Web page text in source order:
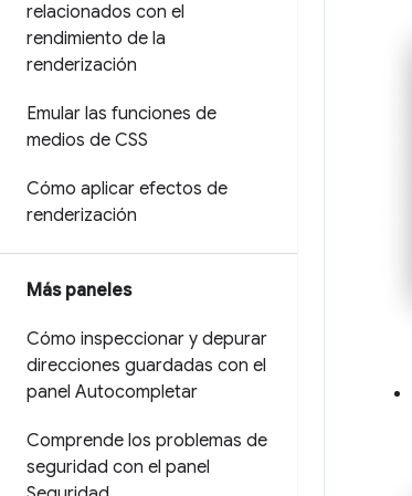
relacionados con el
rendimiento de la
renderización
Emular las funciones de
medios de CSS
Cómo aplicar efectos de
renderización
Más paneles
Cómo inspeccionar y depurar
direcciones guardadas con el
panel Autocompletar
Comprende los problemas de
seguridad con el panel